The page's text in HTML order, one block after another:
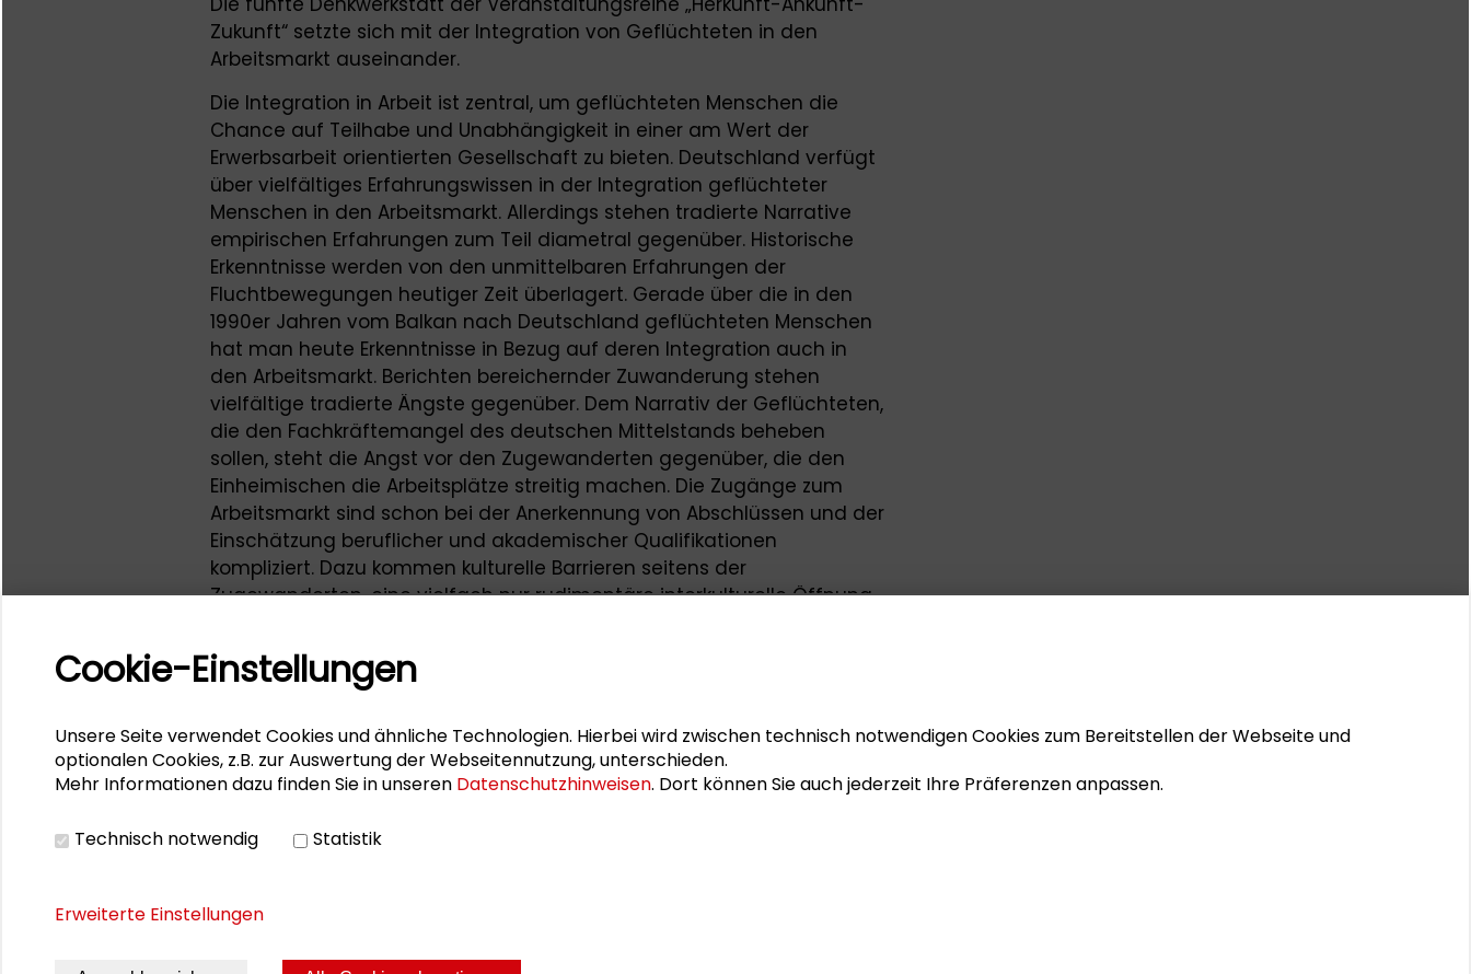
Zukunft“ setzte sich mit der Integration von Geflüchteten in den
Arbeitsmarkt auseinander.
Die Integration in Arbeit ist zentral, um geflüchteten Menschen die
Chance auf Teilhabe und Unabhängigkeit in einer am Wert der
Erwerbsarbeit orientierten Gesellschaft zu bieten. Deutschland verfügt
über vielfältiges Erfahrungswissen in der Integration geflüchteter
Menschen in den Arbeitsmarkt. Allerdings stehen tradierte Narrative
empirischen Erfahrungen zum Teil diametral gegenüber. Historische
Erkenntnisse werden von den unmittelbaren Erfahrungen der
Fluchtbewegungen heutiger Zeit überlagert. Gerade über die in den
1990er Jahren vom Balkan nach Deutschland geflüchteten Menschen
hat man heute Erkenntnisse in Bezug auf deren Integration auch in
den Arbeitsmarkt. Berichten bereichernder Zuwanderung stehen
vielfältige tradierte Ängste gegenüber. Dem Narrativ der Geflüchteten,
die den Fachkräftemangel des deutschen Mittelstands beheben
sollen, steht die Angst vor den Zugewanderten gegenüber, die den
Einheimischen die Arbeitsplätze streitig machen. Die Zugänge zum
Arbeitsmarkt sind schon bei der Anerkennung von Abschlüssen und der
Einschätzung beruflicher und akademischer Qualifikationen
kompliziert. Dazu kommen kulturelle Barrieren seitens der
Zugewanderten, eine vielfach nur rudimentäre interkulturelle Öffnung
technisierter Arbeitsmarkt, der damit nur vereinzelt unmittelbare
Zugänge bietet. Die Arbeitswege geflüchteter Menschen früherer
von „Humanität, Effektivität, Selbstbestimmung“ aus der aktuellen
Studie zur Arbeitsmarktintegration durch die Bertelsmann-Stiftung
(2015) gute Ansatzpunkte, die es auf den konkreten und regionalen
Cookie-Einstellungen
Unsere Seite verwendet Cookies und ähnliche Technologien. Hierbei wird zwischen technisch notwendigen Cookies zum Bereitstellen der Webseite und
optionalen Cookies, z.B. zur Auswertung der Webseitennutzung, unterschieden.
Mehr Informationen dazu finden Sie in unseren Datenschutzhinweisen. Dort können Sie auch jederzeit Ihre Präferenzen anpassen.
Technisch notwendig Statistik
Erweiterte Einstellungen